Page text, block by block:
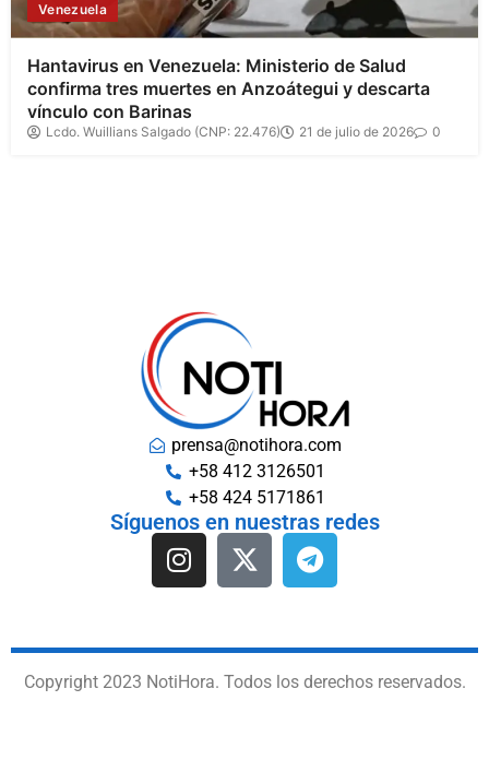
Venezuela
Hantavirus en Venezuela: Ministerio de Salud
confirma tres muertes en Anzoátegui y descarta
vínculo con Barinas
Lcdo. Wuillians Salgado (CNP: 22.476) 21 de julio de 2026 0
prensa@notihora.com
+58 412 3126501
+58 424 5171861
Síguenos en nuestras redes
Copyright 2023 NotiHora. Todos los derechos reservados.